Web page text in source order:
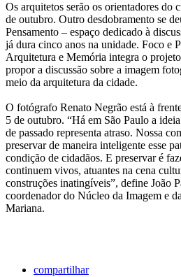
Os arquitetos serão os orientadores do
de outubro. Outro desdobramento se
Pensamento – espaço dedicado à
já dura cinco anos na unidade. Foco e
Arquitetura e Memória integra o
propor a discussão sobre a imagem
meio da arquitetura da cidade.
O fotógrafo Renato Negrão está à
5 de outubro. “Há em São Paulo a
de passado representa atraso. Nossa
preservar de maneira inteligente esse
condição de cidadãos. E preservar é
continuem vivos, atuantes na cena
construções inatingíveis”, define João
coordenador do Núcleo da Imagem e
Mariana.
compartilhar